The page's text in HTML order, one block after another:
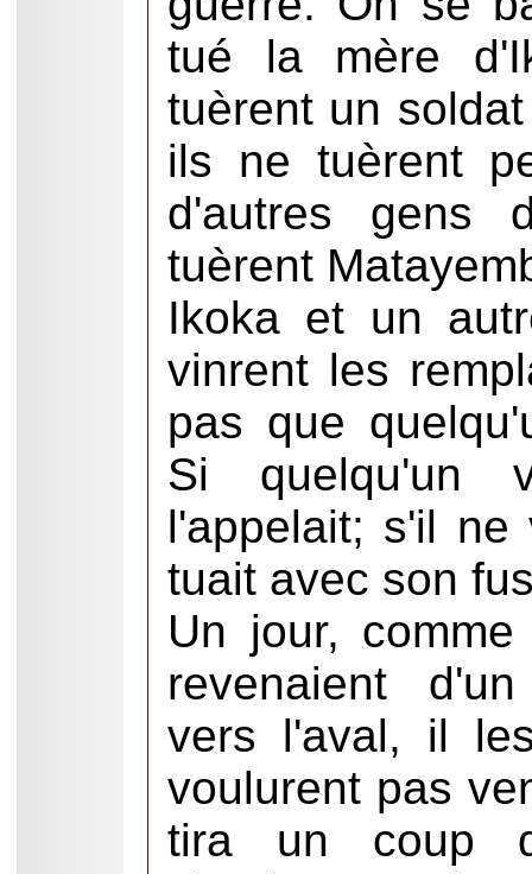
tué la mère
tuèrent un
ils ne tuèrent
d'autres gens
tuèrent
Ikoka et un
vinrent les
pas que
Si quelqu'un
l'appelait; s'il
tuait avec son
Un jour,
revenaient
vers l'aval, il
voulurent pas
tira un coup